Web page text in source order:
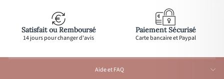
Satisfait ou Remboursé
14 jours pour changer d'avis
Paiement Sécurisé
Carte bancaire et Paypal
Aide et FAQ